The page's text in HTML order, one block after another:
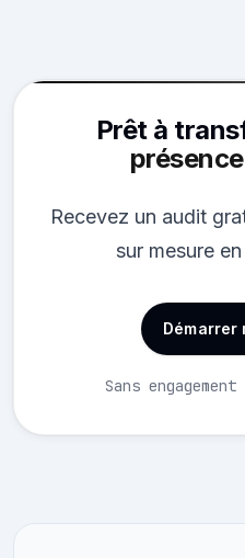
Prêt à
Recevez un audit
sur mesure
Démarrer
Sans